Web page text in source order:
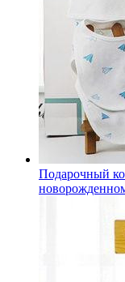
Подарочный